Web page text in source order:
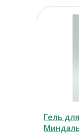
Гель